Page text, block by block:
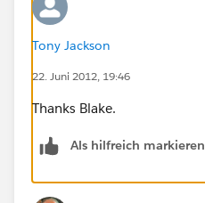
Tony Jackson
22. Juni 2012, 19:46
Thanks Blake.
Als hilfreich markieren